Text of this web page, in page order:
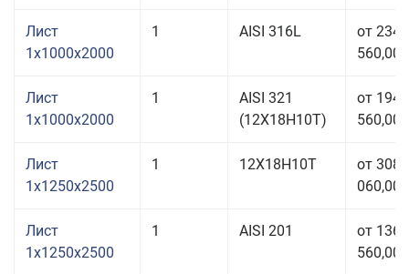
Лист
1x1000x2000
1 AISI 316L
от 234
560,00
Лист
1x1000x2000
1
AISI 321
(12Х18Н10Т)
от 194
560,00
Лист
1x1250x2500
1 12Х18Н10Т
от 308
060,00
Лист
1x1250x2500
1 AISI 201
от 136
560,00